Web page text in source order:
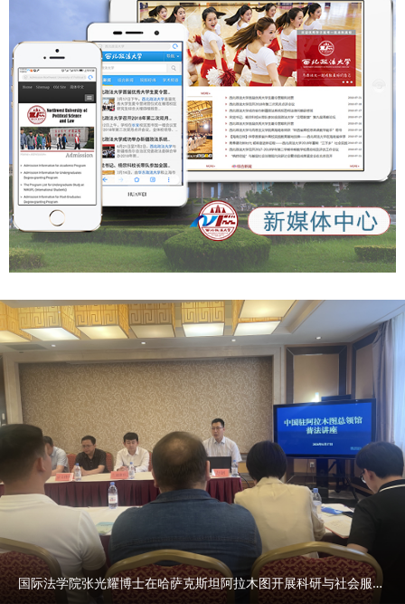
tml http://mwap.iygw.cn/2025/0927/323315.html
https://www.peopleweekly.cn/html/2025/jizhezaixian_092
8/257312.html
https://m.toutiao.com/article/7554693155212296719/sha
re_uid=MS4wLjABAAAAyFHUFvmEuW4JD0N4nfHQef-
6WWiWqSI0j-
iF4tMrmdw&share_did=MS4wLjACAAAAMHieo4h_EjwNQr
vjP5d6x3O4bhRoyX4Q0ESI72gVjgAX6grNMHwwtjhjgGbE
G5VX&upstream_biz=client_share&app=news_article&cate
gory_new=profile_all×tamp=1758964530&share_token=d
6476941-1333-4e61-903d-d71e518ebd87
https://qinwen.sanqin.com/app/template/displayTemplate
/news/newsDetail/7011/11348900.html?isShare=true
国际法学院张光耀博士在哈萨克斯坦阿拉木图开展科研与社会服务活动